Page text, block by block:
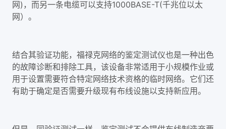
网)，而另一条电缆可以支持1000BASE-T(千兆位以太
网）。
结合其验证功能，福禄克网络的鉴定测试仪也是一种出色
的故障诊断和排除工具，该设备非常适用于小规模作业或
用于设置需要符合特定网络技术资格的临时网络。它们还
有助于确定是否需要升级现有布线设施以支持新应用。